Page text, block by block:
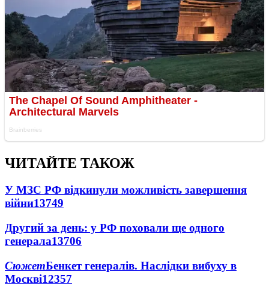
ЧИТАЙТЕ ТАКОЖ
У МЗС РФ відкинули можливість завершення
війни13749
Другий за день: у РФ поховали ще одного
генерала13706
СюжетБенкет генералів. Наслідки вибуху в
Москві12357